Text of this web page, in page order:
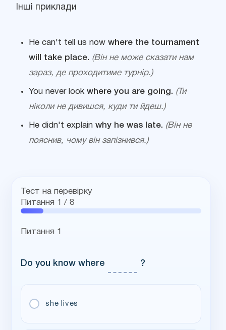
Інші приклади
He can't tell us nowwhere the tournament
will take place. (Він не може сказати нам
зараз, де проходитиме турнір.)
You never lookwhere you are going. (Ти
ніколи не дивишся, куди ти йдеш.)
He didn't explainwhy he was late. (Він не
пояснив, чому він запізнився.)
Тест на перевірку
Питання 1 / 8
Питання 1
Do you know where ?
she lives